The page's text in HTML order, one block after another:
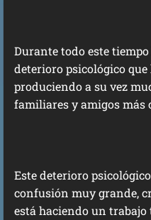
Durante todo este
deterioro psicológico que
produciendo a su vez
familiares y amigos más
Este deterioro
confusión muy grande,
está haciendo un